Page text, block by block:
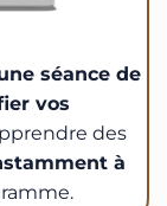
séance de
vos
des
à